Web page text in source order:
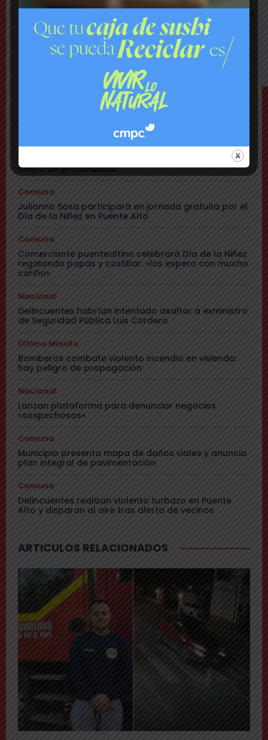
Delincuentes habrían intentado asaltar a
exministro de Seguridad Pública Luis Cordero
Último Minuto
Bomberos combate violento incendio en
vivienda: hay peligro de propagación
Comuna
Dramático rescate de perro enterrado: estaba a un
metro de profundidad
Comuna
Julianno Sosa participará en jornada gratuita por el
Día de la Niñez en Puente Alto
Comuna
Comerciante puentealtino celebrará Día de la Niñez
regalando papas y costillar: «los espero con mucho
cariño»
Nacional
Delincuentes habrían intentado asaltar a exministro
de Seguridad Pública Luis Cordero
Último Minuto
Bomberos combate violento incendio en vivienda:
hay peligro de propagación
Nacional
Lanzan plataforma para denunciar negocios
«sospechosos»
Comuna
Municipio presenta mapa de daños viales y anuncia
plan integral de pavimentación
Comuna
Delincuentes realizan violento turbazo en Puente
Alto y disparan al aire tras alerta de vecinos
ARTICULOS RELACIONADOS